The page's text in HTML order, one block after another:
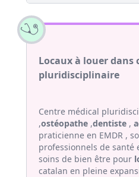
Locaux à louer dans
pluridisciplinaire
Centre médical
,ostéopathe ,dentiste ,
praticienne en EMDR ,
professionnels de santé
soins de bien être pour
catalan en pleine